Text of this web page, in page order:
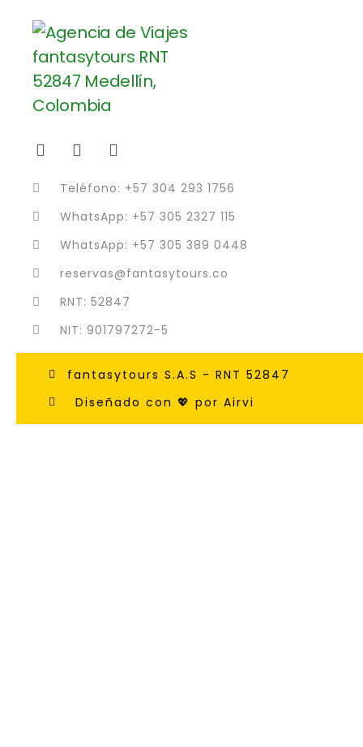
Teléfono: +57 304 293 1756
WhatsApp: +57 305 2327 115
WhatsApp: +57 305 389 0448
reservas@fantasytours.co
RNT: 52847
NIT: 901797272-5
fantasytours S.A.S - RNT 52847
Diseñado con 💖 por Airvi